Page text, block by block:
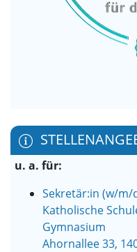
u. a. für:
Sekretär:in (w/m/
Katholische
Gymnasium
Ahornallee 33,